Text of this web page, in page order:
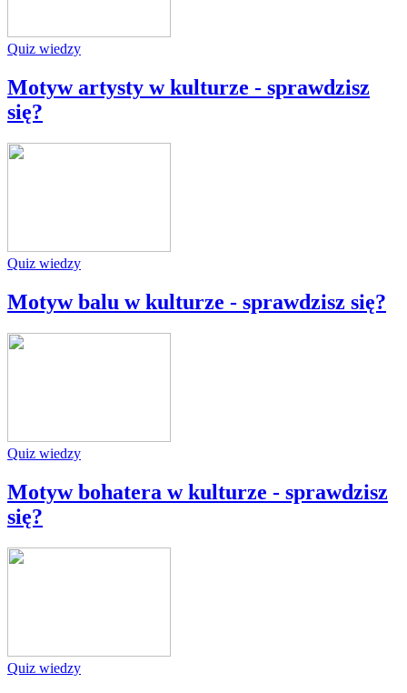
Quiz wiedzy
Motyw artysty w kulturze - sprawdzisz
się?
Quiz wiedzy
Motyw balu w kulturze - sprawdzisz się?
Quiz wiedzy
Motyw bohatera w kulturze - sprawdzisz
się?
Quiz wiedzy